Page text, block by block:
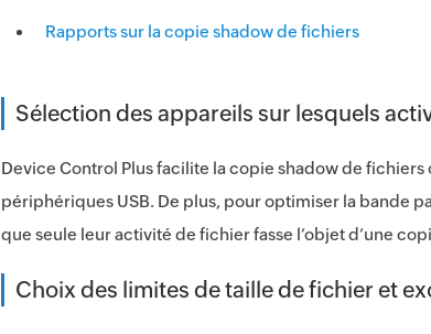
Rapports sur la copie shadow de fichiers
Sélection des appareils sur lesquels
Device Control Plus facilite la copie shadow de
périphériques USB. De plus, pour optimiser la bande
que seule leur activité de fichier fasse l’objet d’une
Choix des limites de taille de fichier et